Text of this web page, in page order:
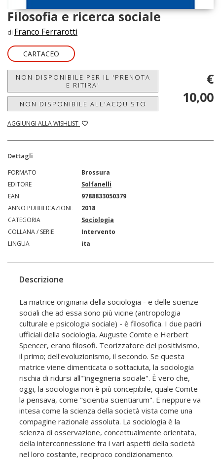
Filosofia e ricerca sociale
di Franco Ferrarotti
CARTACEO
NON DISPONIBILE PER IL 'PRENOTA
E RITIRA'
NON DISPONIBILE ALL'ACQUISTO
AGGIUNGI ALLA WISHLIST
€
10,00
Dettagli
FORMATO
Brossura
EDITORE
Solfanelli
EAN
9788833050379
ANNO PUBBLICAZIONE
2018
CATEGORIA
Sociologia
COLLANA / SERIE
Intervento
LINGUA
ita
Descrizione
La matrice originaria della sociologia - e delle scienze
sociali che ad essa sono più vicine (antropologia
culturale e psicologia sociale) - è filosofica. I due padri
ufficiali della sociologia, Auguste Comte e Herbert
Spencer, erano filosofi. Teorizzatore del positivismo,
il primo; dell'evoluzionismo, il secondo. Se questa
matrice viene dimenticata o sottaciuta, la sociologia
rischia di ridursi all'"ingegneria sociale". È vero che,
oggi, la sociologia non è più concepibile, quale Comte
la pensava, come "scientia scientiarum". E neppure va
intesa come la scienza della società vista come una
compagine razionale assoluta. La sociologia è la
scienza di osservazione, concettualmente orientata,
della interconnessione fra i vari aspetti della società
nel loro costante, reciproco condizionamento.